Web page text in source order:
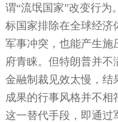
谓“流氓国家”改变行为
标国家排除在全球经济
军事冲突，也能产生施
府青睐。但特朗普并不
金融制裁见效太慢，结
成果的行事风格并不
这一替代手段，即通过